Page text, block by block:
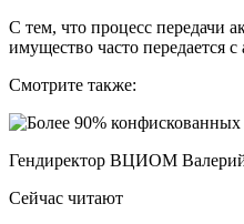
С тем, что процесс передачи
имущество часто передается
Смотрите также:
Гендиректор ВЦИОМ Валерий
Сейчас читают